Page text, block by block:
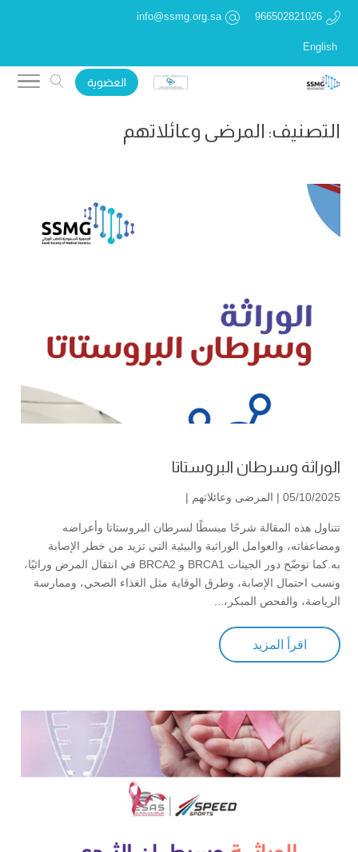
966502821026
info@ssmg.org.sa
English
العضوية
التصنيف: المرضى وعائلاتهم
الوراثة وسرطان البروستاتا
05/10/2025 | المرضى وعائلاتهم |
تتناول هذه المقالة شرحًا مبسطًا لسرطان البروستاتا وأعراضه
ومضاعفاته، والعوامل الوراثية والبيئية التي تزيد من خطر الإصابة
به.كما توضّح دور الجينات BRCA1 و BRCA2 في انتقال المرض وراثيًا،
ونسب احتمال الإصابة، وطرق الوقاية مثل الغذاء الصحي، وممارسة
الرياضة، والفحص المبكر،...
اقرأ المزيد